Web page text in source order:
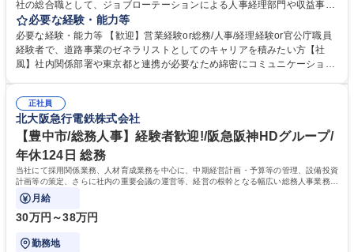
社の総合職として、ジョブローテーションによる人事経理部門や収益事業
等のフロント部門の部署等幅広い部署での業務をお任せいたします。研修
制度やキャリア支援が充実しております！ ※下記業務詳細 【業務詳細】■
管理部門：広報、人事、経理など当公社の運営に係る管理業務 ■収益部
門：駐車場の新規開拓、管理運営、新宿駅西口広場の「イベントコーナ
道路施設や道路工事現場の見学ツアー事業 ※入社後は上記いずれかの部門
へ配属。※業務内容変更の範囲：会社の定める業務 募集職種 【都庁グル
ープ】総合職（事務）◇残業月平均9時間未満／有給年平均16日取得
必要な経験・能力等
必要な経験・能力等 【歓迎】営業経験or総務/人事/経理経験or官公庁職員
経験者で、道路事業のゼネラリストとしてのキャリアを積みたい方【社
風】社内関係部署や東京都と連携が必要なため綿密にコミュニケーション
部門など多岐に渡る業務を経験できます。 ■様々なプロジェクト：駐車場
事業の他、新宿駅西口広場内に設置された照明を兼ねた広告「ブライトサ
イン」の管理運営を行うなど、事業収益を生み出す活動を積極的に行って
います。 学歴・資格 学歴：大学院 大学 高専 短大 専修学校 高校 語学力：
資格：
正社員
北大阪急行電鉄株式会社
【豊中市/総務人事】経験者歓迎!/阪急阪神HDグループ/
年休124日 総務
当社にて採用関係業務、人材育成業務を中心に、中期経営計画・予算等の管理、設備投資
計画等の策定、さらに社内の重要会議の運営等、経営の根幹となる幅広い総務人事業務全
般を担当していただきます。
月給
30万円～38万円
勤務地